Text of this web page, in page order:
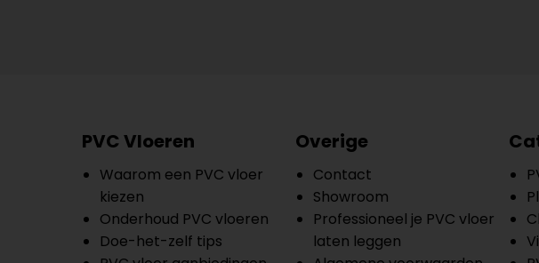
PVC Vloeren
Waarom een PVC vloer
kiezen
Onderhoud PVC vloeren
Doe-het-zelf tips
Overige
Contact
Showroom
Professioneel je PVC vloer
laten leggen